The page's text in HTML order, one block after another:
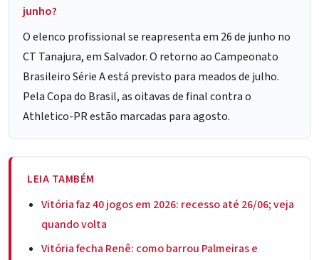
junho?
O elenco profissional se reapresenta em 26 de junho no
CT Tanajura, em Salvador. O retorno ao Campeonato
Brasileiro Série A está previsto para meados de julho.
Pela Copa do Brasil, as oitavas de final contra o
Athletico-PR estão marcadas para agosto.
LEIA TAMBÉM
Vitória faz 40 jogos em 2026: recesso até 26/06; veja
quando volta
Vitória fecha Renê: como barrou Palmeiras e